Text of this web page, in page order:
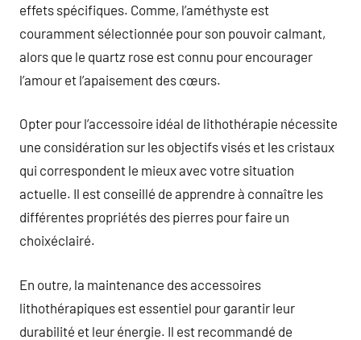
effets spécifiques. Comme, l’améthyste est
couramment sélectionnée pour son pouvoir calmant,
alors que le quartz rose est connu pour encourager
l’amour et l’apaisement des cœurs.
Opter pour l’accessoire idéal de lithothérapie nécessite
une considération sur les objectifs visés et les cristaux
qui correspondent le mieux avec votre situation
actuelle. Il est conseillé de apprendre à connaître les
différentes propriétés des pierres pour faire un
choixéclairé.
En outre, la maintenance des accessoires
lithothérapiques est essentiel pour garantir leur
durabilité et leur énergie. Il est recommandé de